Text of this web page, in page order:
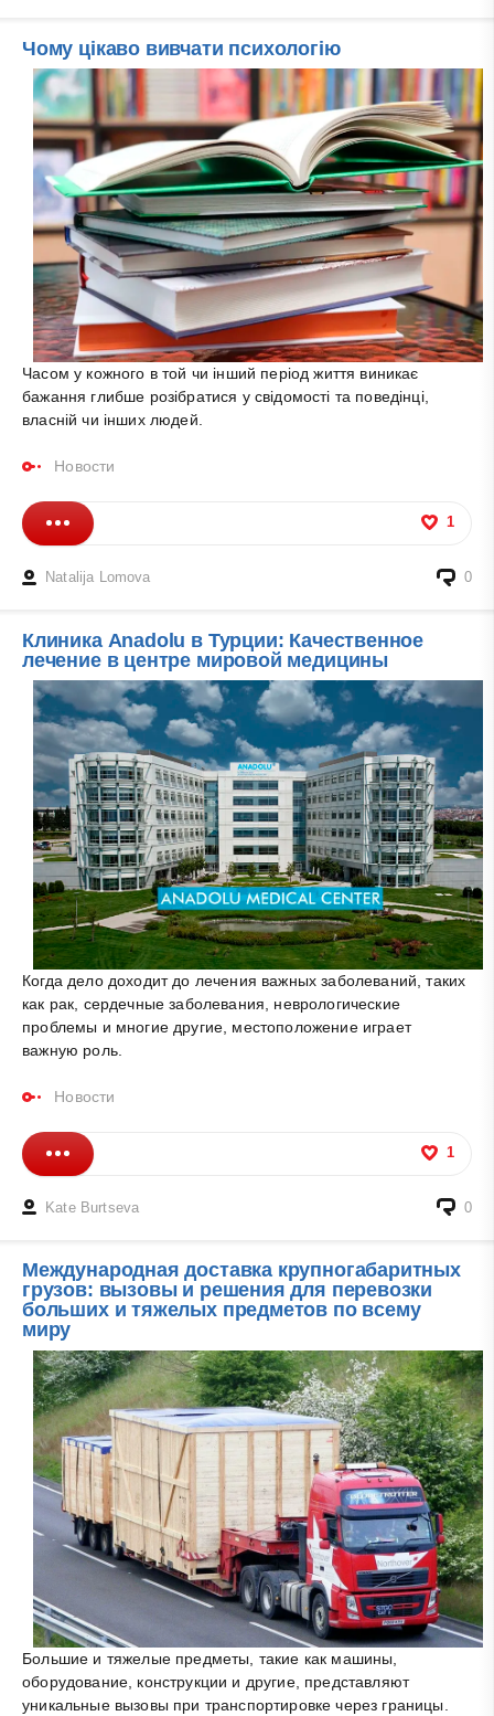
Чому цікаво вивчати психологію
Часом у кожного в той чи інший період життя виникає
бажання глибше розібратися у свідомості та поведінці,
власній чи інших людей.
Новости
1
Natalija Lomova 0
Клиника Anadolu в Турции: Качественное
лечение в центре мировой медицины
Когда дело доходит до лечения важных заболеваний, таких
как рак, сердечные заболевания, неврологические
проблемы и многие другие, местоположение играет
важную роль.
Новости
1
Kate Burtseva 0
Международная доставка крупногабаритных
грузов: вызовы и решения для перевозки
больших и тяжелых предметов по всему
миру
Большие и тяжелые предметы, такие как машины,
оборудование, конструкции и другие, представляют
уникальные вызовы при транспортировке через границы.